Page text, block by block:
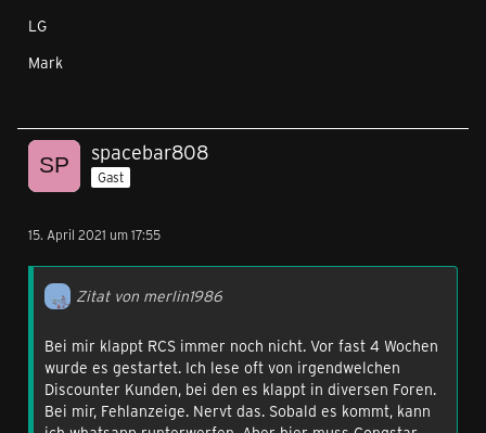
LG
Mark
spacebar808
Gast
15. April 2021 um 17:55
Zitat von merlin1986
Bei mir klappt RCS immer noch nicht. Vor fast 4 Wochen
wurde es gestartet. Ich lese oft von irgendwelchen
Discounter Kunden, bei den es klappt in diversen Foren.
Bei mir, Fehlanzeige. Nervt das. Sobald es kommt, kann